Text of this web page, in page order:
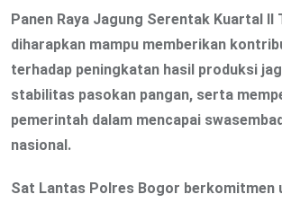
Panen Raya Jagung Serentak Kuartal II
diharapkan mampu memberikan
terhadap peningkatan hasil produksi
stabilitas pasokan pangan, serta
pemerintah dalam mencapai
nasional.
Sat Lantas Polres Bogor berkomitmen